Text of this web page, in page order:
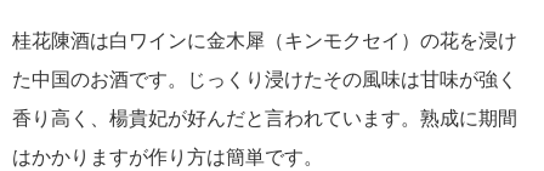
桂花陳酒は白ワインに金木犀（キンモクセイ）の花を浸け
た中国のお酒です。じっくり浸けたその風味は甘味が強く
香り高く、楊貴妃が好んだと言われています。熟成に期間
はかかりますが作り方は簡単です。